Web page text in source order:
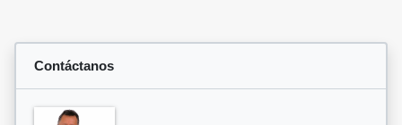
Contáctanos